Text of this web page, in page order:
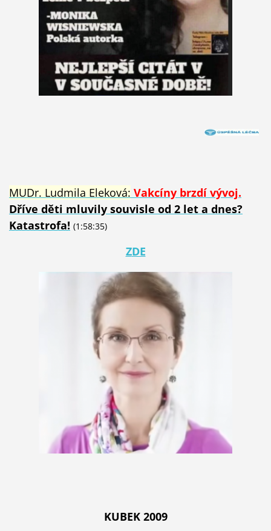
MUDr. Ludmila Eleková: Vakcíny brzdí vývoj.
Dříve děti mluvily souvisle od 2 let a dnes?
Katastrofa! (1:58:35)
ZDE
KUBEK 2009